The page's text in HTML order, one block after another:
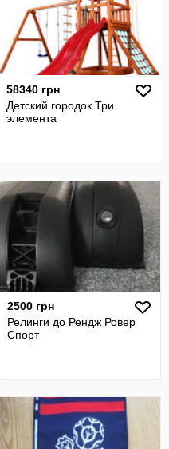
58340 грн
Детский городок Три
элемента
2500 грн
Релинги до Рендж Ровер
Спорт